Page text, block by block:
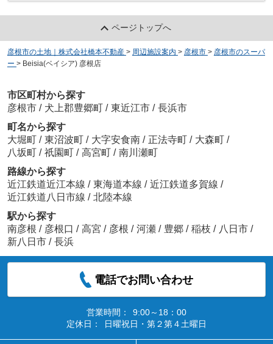
ページトップへ
彦根市の土地｜株式会社橋本不動産 > 周辺施設案内 > 彦根市 > 彦根市のスーパ
ー > Beisia(ベイシア) 彦根店
市区町村から探す
彦根市 / 犬上郡豊郷町 / 東近江市 / 長浜市
町名から探す
大堀町 / 東沼波町 / 大字安食南 / 正法寺町 / 大森町 /
八坂町 / 祇園町 / 高宮町 / 南川瀬町
路線から探す
近江鉄道近江本線 / 東海道本線 / 近江鉄道多賀線 /
近江鉄道八日市線 / 北陸本線
駅から探す
南彦根 / 彦根口 / 高宮 / 彦根 / 河瀬 / 豊郷 / 稲枝 / 八日市 /
新八日市 / 長浜
電話でお問い合わせ
営業時間：
9:00～18：00
定休日：
日曜祝日・第２第４土曜日